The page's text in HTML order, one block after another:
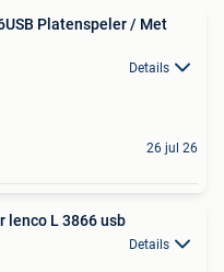
Platenspeler / Met
Details
26 jul 26
lenco L 3866 usb
Details